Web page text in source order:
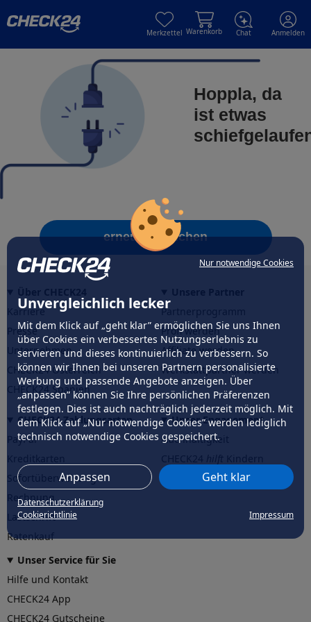
Nur notwendige Cookies
Unvergleichlich lecker
Mit dem Klick auf „geht klar” ermöglichen Sie uns Ihnen
über Cookies ein verbessertes Nutzungserlebnis zu
servieren und dieses kontinuierlich zu verbessern. So
können wir Ihnen bei unseren Partnern personalisierte
Werbung und passende Angebote anzeigen. Über
„anpassen” können Sie Ihre persönlichen Präferenzen
festlegen. Dies ist auch nachträglich jederzeit möglich. Mit
dem Klick auf „Nur notwendige Cookies” werden lediglich
technisch notwendige Cookies gespeichert.
Anpassen Geht klar
Datenschutzerklärung
Cookierichtlinie
Impressum
Merkzettel Warenkorb Chat Anmelden
Hoppla, da
ist etwas
erneut versuchen
Karriere
Presse
Unternehmen
CHECK24 Österreich
CHECK24 Spanien
Partnerprogramm
Profi werden
Affiliate werden
Werkstattpartner werden
CHECK24 Zahlungsarten
PayPal
Sofortüberweisung
Rechnung
Lastschrift
Ratenkauf
Unser Engagement
Nachhaltigkeit
CHECK24hilftder Natur
Unser Service für Sie
Hilfe und Kontakt
CHECK24 App
CHECK24 Gutscheine